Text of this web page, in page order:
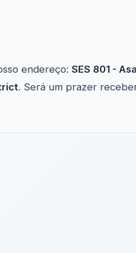
endereço: SES 801 -
. Será um prazer